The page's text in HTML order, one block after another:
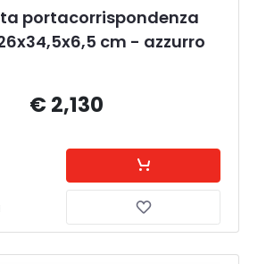
portacorrispondenza
cm - azzurro
€ 2,130